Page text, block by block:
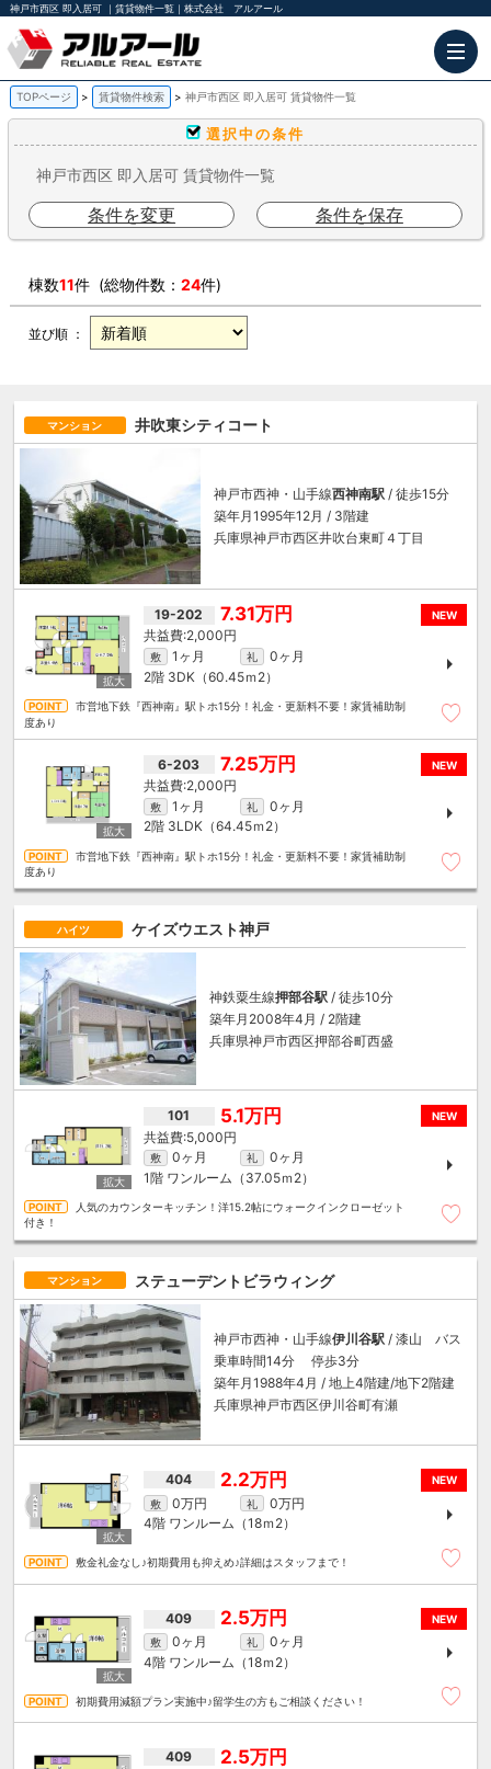
神戸市西区 即入居可 ｜賃貸物件一覧｜株式会社 アルアール
TOPページ 賃貸物件検索 神戸市西区 即入居可 賃貸物件一覧
選択中の条件
神戸市西区 即入居可 賃貸物件一覧
条件を変更 条件を保存
棟数11件 (総物件数：24件)
並び順 ：
マンション 井吹東シティコート
神戸市西神・山手線西神南駅 / 徒歩15分
築年月1995年12月 / 3階建
兵庫県神戸市西区井吹台東町４丁目
NEW
19-202 7.31万円
2,000円
敷 1ヶ月 礼
0ヶ月
2階 3DK（60.45ｍ 2）
市営地下鉄『西神南』駅トホ15分！礼金・更新料不要！家賃補助制
度あり
NEW
6-203 7.25万円
2,000円
敷 1ヶ月 礼
0ヶ月
2階 3LDK（64.45ｍ 2）
市営地下鉄『西神南』駅トホ15分！礼金・更新料不要！家賃補助制
度あり
ハイツ ケイズウエスト神戸
神鉄粟生線押部谷駅/ 徒歩10分
築年月2008年4月 / 2階建
兵庫県神戸市西区押部谷町西盛
NEW
101 5.1万円
5,000円
敷 0ヶ月 礼
0ヶ月
1階 ワンルーム（37.05ｍ 2）
人気のカウンターキッチン！洋15.2帖にウォークインクローゼット
付き！
マンション ステューデントビラウィング
神戸市西神・山手線伊川谷駅 / 漆山 バス
乗車時間14分 停歩3分
築年月1988年4月 / 地上4階建/地下2階建
兵庫県神戸市西区伊川谷町有瀬
NEW
404 2.2万円
敷 0万円 礼
0万円
4階 ワンルーム（18ｍ 2）
敷金礼金なし♪初期費用も抑えめ♪詳細はスタッフまで！
NEW
409 2.5万円
敷 0ヶ月 礼
0ヶ月
4階 ワンルーム（18ｍ 2）
初期費用減額プラン実施中♪留学生の方もご相談ください！
409 2.5万円